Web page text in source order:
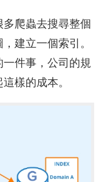
爬蟲去搜尋整個
建立一個索引。
件事，公司的規
樣的成本。